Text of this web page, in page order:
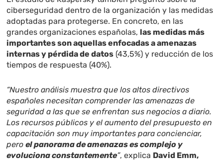
ciberseguridad dentro de la organización y las medidas
adoptadas para protegerse. En concreto, en las
grandes organizaciones españolas, las medidas más
importantes son aquellas enfocadas a amenazas
internas y pérdida de datos (43,5%) y reducción de los
tiempos de respuesta (40%).
“Nuestro análisis muestra que los altos directivos
españoles necesitan comprender las amenazas de
seguridad a las que se enfrentan sus negocios a diario.
Los recursos públicos y el aumento del presupuesto en
capacitación son muy importantes para concienciar,
peroel panorama de amenazas es complejo y
evoluciona constantemente”, explica David Emm,